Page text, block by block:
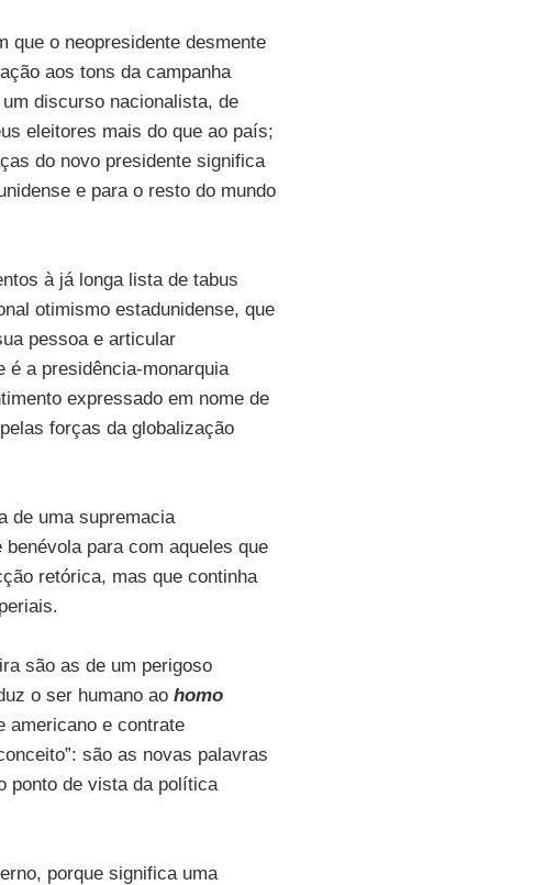
o neopresidente desmente
aos tons da campanha
discurso nacionalista, de
eleitores mais do que ao país;
do novo presidente significa
e para o resto do mundo
à já longa lista de tabus
otimismo estadunidense, que
pessoa e articular
é a presidência-monarquia
expressado em nome de
forças da globalização
de uma supremacia
para com aqueles que
retórica, mas que continha
são as de um perigoso
o ser humano ao homo
americano e contrate
são as novas palavras
ponto de vista da política
porque significa uma